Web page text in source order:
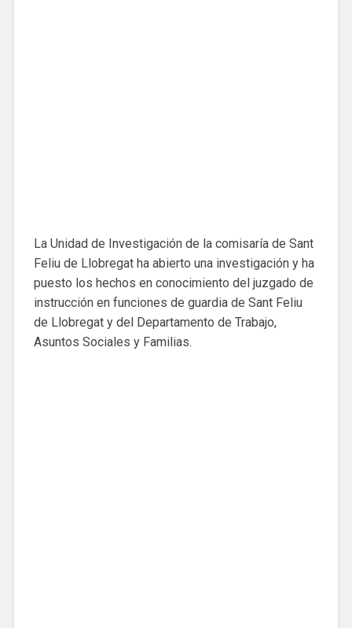
La Unidad de Investigación de la comisaría de Sant
Feliu de Llobregat ha abierto una investigación y ha
puesto los hechos en conocimiento del juzgado de
instrucción en funciones de guardia de Sant Feliu
de Llobregat y del Departamento de Trabajo,
Asuntos Sociales y Familias.